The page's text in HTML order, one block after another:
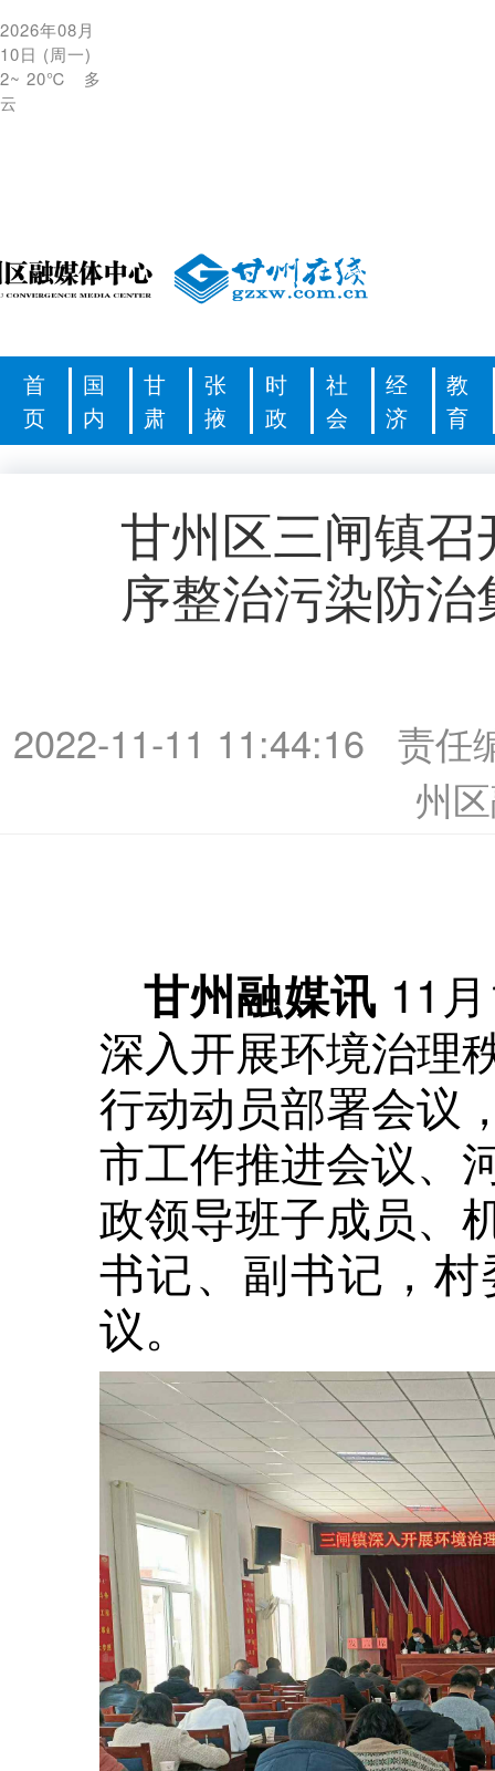
2026年08月
10日 (周一)
2~ 20℃
多
云
首
页
国
内
甘
肃
张
掖
时
政
社
会
经
济
教
育
甘州区三闸镇
序整治污染防
2022-11-11 11:44:16
责任
州
甘州融媒讯 11
深入开展环境治理
行动动员部署会议
市工作推进会议、
政领导班子成员、
书记、副书记，
议。